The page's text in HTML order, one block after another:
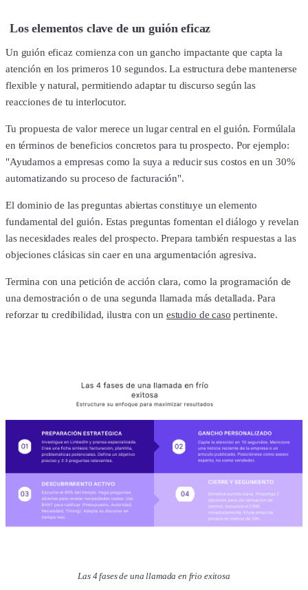
Los elementos clave de un guión eficaz
Un guión eficaz comienza con un gancho impactante que capta la
atención en los primeros 10 segundos. La estructura debe mantenerse
flexible y natural, permitiendo adaptar tu discurso según las
reacciones de tu interlocutor.
Tu propuesta de valor merece un lugar central en el guión. Formúlala
en términos de beneficios concretos para tu prospecto. Por ejemplo:
"Ayudamos a empresas como la suya a reducir sus costos en un 30%
automatizando su proceso de facturación".
El dominio de las preguntas abiertas constituye un elemento
fundamental del guión. Estas preguntas fomentan el diálogo y revelan
las necesidades reales del prospecto. Prepara también respuestas a las
objeciones clásicas sin caer en una argumentación agresiva.
Termina con una petición de acción clara, como la programación de
una demostración o de una segunda llamada más detallada. Para
reforzar tu credibilidad, ilustra con un estudio de caso pertinente.
Las 4 fases de una llamada en frio exitosa